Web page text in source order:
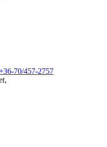
70/457-2757
,